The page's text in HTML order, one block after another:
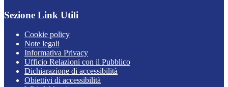
Sezione Link Utili
Cookie policy
Note legali
Informativa Privacy
Ufficio Relazioni con il Pubblico
Dichiarazione di accessibilità
Obiettivi di accessibilità